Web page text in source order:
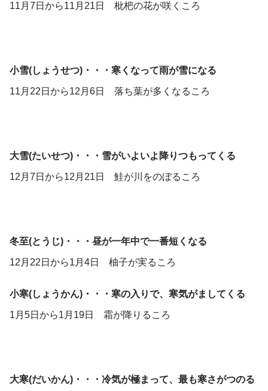
11月7日から11月21日 枇杷の花が咲くころ
小雪(しょうせつ)・・・寒くなって雨が雪になる
11月22日から12月6日 落ち葉が多くなるころ
大雪(たいせつ)・・・雪がいよいよ降りつもってくる
12月7日から12月21日 鮭が川をのぼるころ
冬至(とうじ)・・・昼が一年中で一番短くなる
12月22日から1月4日 柚子が実るころ
小寒(しょうかん)・・・寒の入りで、寒気がましてくる
1月5日から1月19日 霜が降りるころ
大寒(だいかん)・・・冷気が極まって、最も寒さがつのる